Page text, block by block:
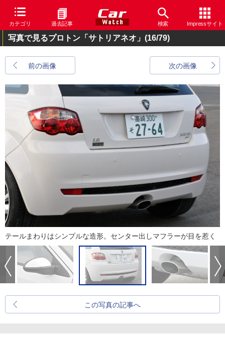
カテゴリ 過去記事 検索 Impressサイト
写真で見るプロトン「サトリアネオ」 (16/79)
前の画像 次の画像
テールまわりはシンプルな造形。センター出しマフラーが目を惹く
この写真の記事へ